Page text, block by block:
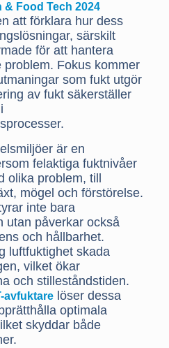
Food Tech 2024
att förklara hur dess
särskilt
för att hantera
Fokus kommer
som fukt utgör
av fukt säkerställer
är en
felaktiga fuktnivåer
olika problem, till
mögel och förstörelse.
inte bara
utan påverkar också
och hållbarhet.
luftfuktighet skada
vilket ökar
och stilleståndstiden.
avfuktarelöser dessa
optimala
skyddar både